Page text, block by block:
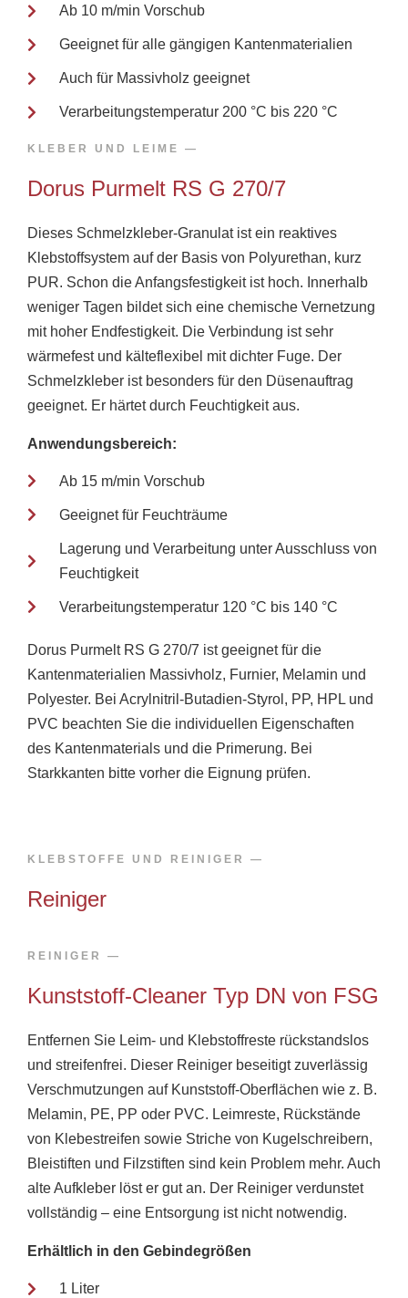
Ab 10 m/min Vorschub
Geeignet für alle gängigen Kantenmaterialien
Auch für Massivholz geeignet
Verarbeitungstemperatur 200 °C bis 220 °C
KLEBER UND LEIME​​ —
Dorus Purmelt RS G 270/7
Dieses Schmelzkleber-Granulat ist ein reaktives
Klebstoffsystem auf der Basis von Polyurethan, kurz
PUR. Schon die Anfangsfestigkeit ist hoch. Innerhalb
weniger Tagen bildet sich eine chemische Vernetzung
mit hoher Endfestigkeit. Die Verbindung ist sehr
wärmefest und kälteflexibel mit dichter Fuge. Der
Schmelzkleber ist besonders für den Düsenauftrag
geeignet. Er härtet durch Feuchtigkeit aus.
Anwendungsbereich:
Ab 15 m/min Vorschub
Geeignet für Feuchträume
Lagerung und Verarbeitung unter Ausschluss von
Feuchtigkeit
Verarbeitungstemperatur 120 °C bis 140 °C
Dorus Purmelt RS G 270/7 ist geeignet für die
Kantenmaterialien Massivholz, Furnier, Melamin und
Polyester. Bei Acrylnitril-Butadien-Styrol, PP, HPL und
PVC beachten Sie die individuellen Eigenschaften
des Kantenmaterials und die Primerung. Bei
Starkkanten bitte vorher die Eignung prüfen.
KLEBSTOFFE UND REINIGER​ —​
Reiniger
REINIGER​ —
Kunststoff-Cleaner Typ DN von FSG
Entfernen Sie Leim- und Klebstoffreste rückstandslos
und streifenfrei. Dieser Reiniger beseitigt zuverlässig
Verschmutzungen auf Kunststoff-Oberflächen wie z. B.
Melamin, PE, PP oder PVC. Leimreste, Rückstände
von Klebestreifen sowie Striche von Kugelschreibern,
Bleistiften und Filzstiften sind kein Problem mehr. Auch
alte Aufkleber löst er gut an. Der Reiniger verdunstet
vollständig – eine Entsorgung ist nicht notwendig.
Erhältlich in den Gebindegrößen
1 Liter